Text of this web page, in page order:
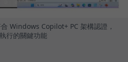
Windows Copilot+ PC 架構認證，
行的關鍵功能